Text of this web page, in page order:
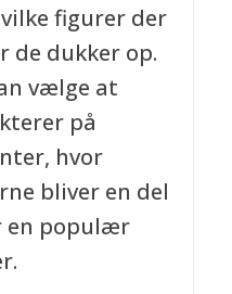
figurer der
de dukker op.
vælge at
på
hvor
bliver en del
en populær